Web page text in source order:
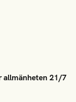
allmänheten 21/7